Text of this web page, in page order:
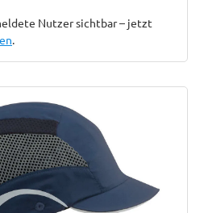
Nutzer sichtbar – jetzt
.